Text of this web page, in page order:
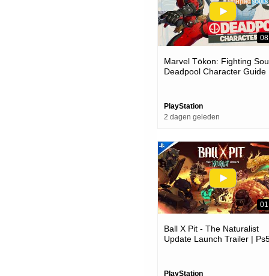
Marvel Tōkon: Fighting
Deadpool Character Guide
PlayStation
2 dagen geleden
Ball X Pit - The Naturalist
Update Launch Trailer |
PlayStation